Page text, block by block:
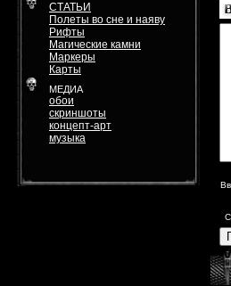
СТАТЬИ
Полеты во сне и наяву
Рифты
Магические камни
Маркеры
Карты
МЕДИА
обои
скриншоты
концепт-арт
музыка